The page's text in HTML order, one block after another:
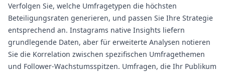
Verfolgen Sie, welche Umfragetypen die höchsten
Beteiligungsraten generieren, und passen Sie Ihre Strategie
entsprechend an. Instagrams native Insights liefern
grundlegende Daten, aber für erweiterte Analysen notieren
Sie die Korrelation zwischen spezifischen Umfragethemen
und Follower-Wachstumsspitzen. Umfragen, die Ihr Publikum